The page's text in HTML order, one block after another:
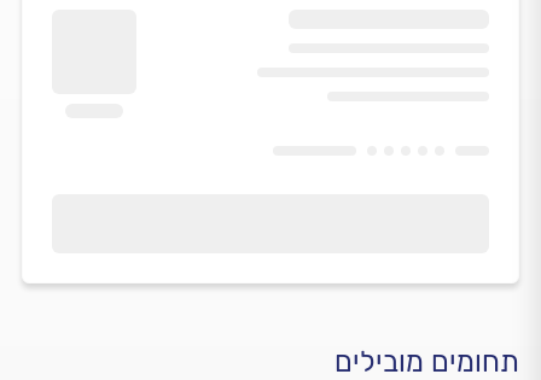
תחומים מובילים